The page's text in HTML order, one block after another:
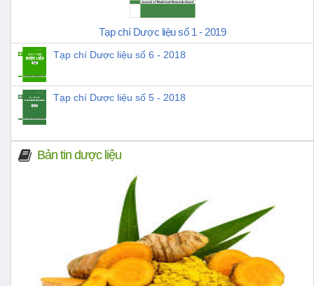
Tạp chí Dược liệu số 1 - 2019
Tạp chí Dược liệu số 6 - 2018
Tạp chí Dược liệu số 5 - 2018
Bản tin dược liệu